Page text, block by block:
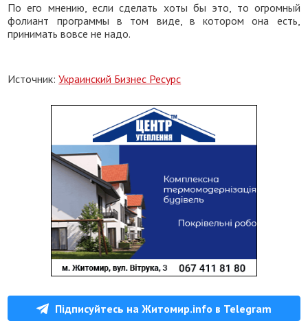
По его мнению, если сделать хоты бы это, то огромный
фолиант программы в том виде, в котором она есть,
принимать вовсе не надо.
Источник:Украинский Бизнес Ресурс
Підписуйтесь на Житомир.info в Telegram